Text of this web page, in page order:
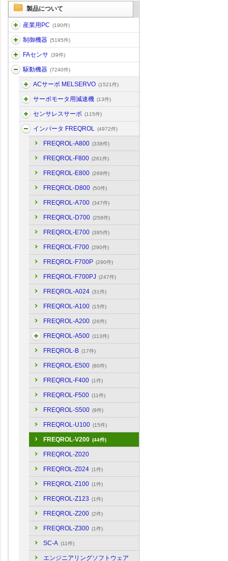
製品について
産業用PC (190件)
制御機器 (5195件)
FAセンサ (39件)
駆動機器 (7240件)
ACサーボ MELSERVO (1521件)
サーボモータ用減速機 (13件)
センサレスサーボ (115件)
インバータ FREQROL (4972件)
FREQROL-A800 (338件)
FREQROL-F800 (261件)
FREQROL-E800 (269件)
FREQROL-D800 (50件)
FREQROL-A700 (347件)
FREQROL-D700 (258件)
FREQROL-E700 (395件)
FREQROL-F700 (290件)
FREQROL-F700P (290件)
FREQROL-F700PJ (247件)
FREQROL-A024 (31件)
FREQROL-A100 (15件)
FREQROL-A200 (26件)
FREQROL-A500 (113件)
FREQROL-B (17件)
FREQROL-E500 (80件)
FREQROL-F400 (1件)
FREQROL-F500 (11件)
FREQROL-S500 (9件)
FREQROL-U100 (15件)
FREQROL-V200 (44件)
FREQROL-Z020
FREQROL-Z024 (1件)
FREQROL-Z100 (1件)
FREQROL-Z123 (1件)
FREQROL-Z200 (2件)
FREQROL-Z300 (1件)
SC-A (11件)
エンジニアリングソフトウェア